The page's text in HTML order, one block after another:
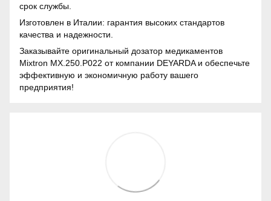
срок службы.
Изготовлен в Италии: гарантия высоких стандартов
качества и надежности.
Заказывайте оригинальный дозатор медикаментов
Mixtron MX.250.P022 от компании DEYARDA и обеспечьте
эффективную и экономичную работу вашего
предприятия!